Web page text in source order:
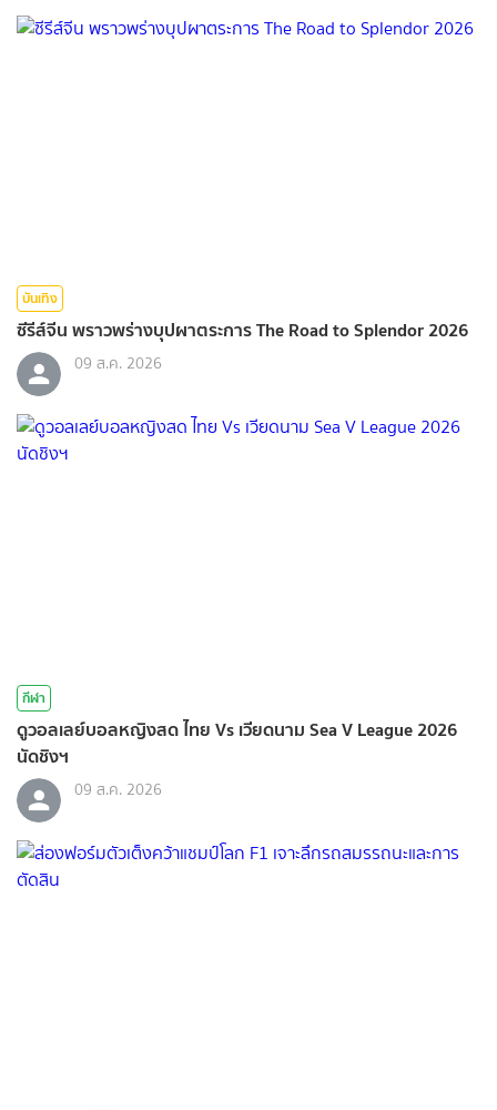
บันเทิง
ซีรีส์จีน พราวพร่างบุปผาตระการ The Road to Splendor 2026
09 ส.ค. 2026
กีฬา
ดูวอลเลย์บอลหญิงสด ไทย Vs เวียดนาม Sea V League 2026
นัดชิงฯ
09 ส.ค. 2026